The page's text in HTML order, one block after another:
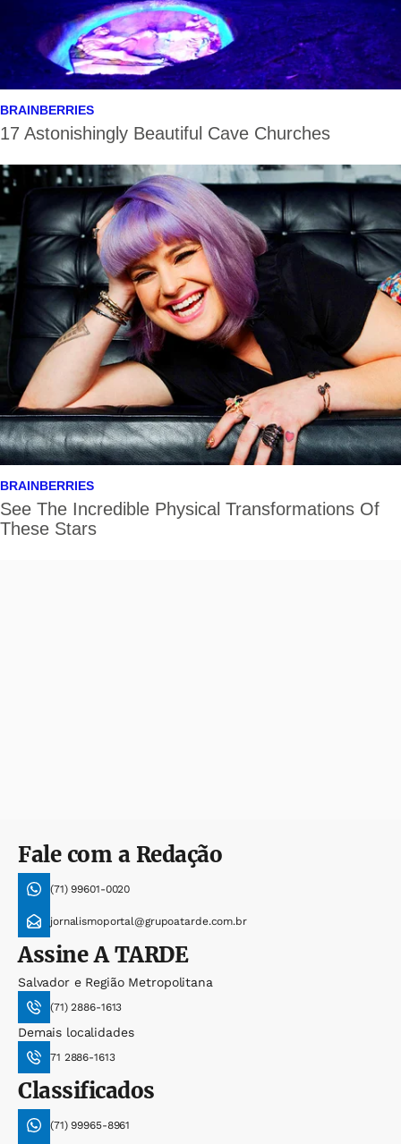
Fale com a Redação
(71) 99601-0020
jornalismoportal@grupoatarde.com.br
AssineA TARDE
Salvador e Região Metropolitana
(71) 2886-1613
Demais localidades
71 2886-1613
Classificados
(71) 99965-8961